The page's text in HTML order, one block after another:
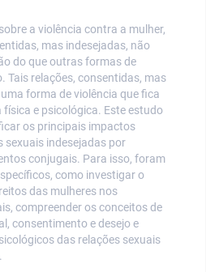
a violência contra a mulher,
mas indesejadas, não
do que outras formas de
Tais relações, consentidas, mas
forma de violência que fica
física e psicológica. Este estudo
os principais impactos
sexuais indesejadas por
conjugais. Para isso, foram
como investigar o
das mulheres nos
compreender os conceitos de
consentimento e desejo e
das relações sexuais